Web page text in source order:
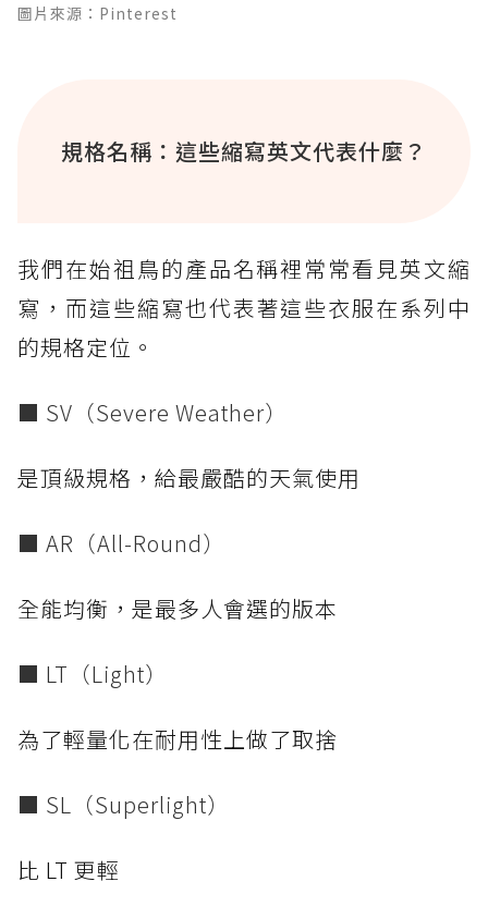
圖片來源：Pinterest
規格名稱：這些縮寫英文代表什麼？
我們在始祖鳥的產品名稱裡常常看見英文縮
寫，而這些縮寫也代表著這些衣服在系列中
的規格定位。
■ SV（Severe Weather）
是頂級規格，給最嚴酷的天氣使用
■ AR（All-Round）
全能均衡，是最多人會選的版本
■ LT（Light）
為了輕量化在耐用性上做了取捨
■ SL（Superlight）
比 LT 更輕